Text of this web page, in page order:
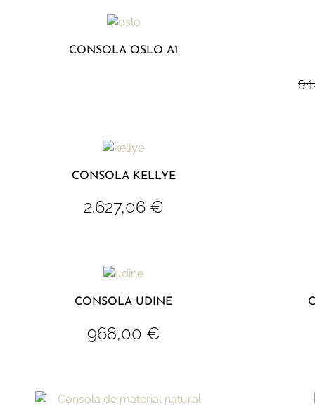
CONSOLA OSLO A1
CONSOLA KELLYE
2.627,06 €
CONSOLA UDINE
968,00 €